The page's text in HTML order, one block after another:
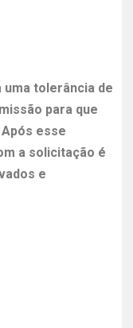
uma tolerância de
para que
esse
a solicitação é
e